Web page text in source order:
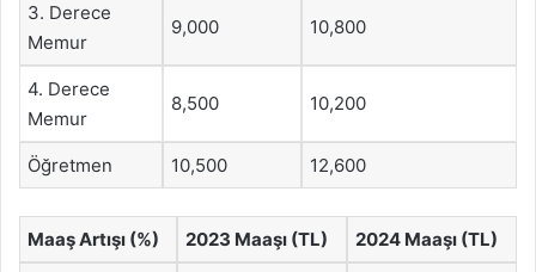
3. Derece
Memur
9,000 10,800
4. Derece
Memur
8,500 10,200
Öğretmen 10,500 12,600
Maaş Artışı (%) 2023 Maaşı (TL) 2024 Maaşı (TL)